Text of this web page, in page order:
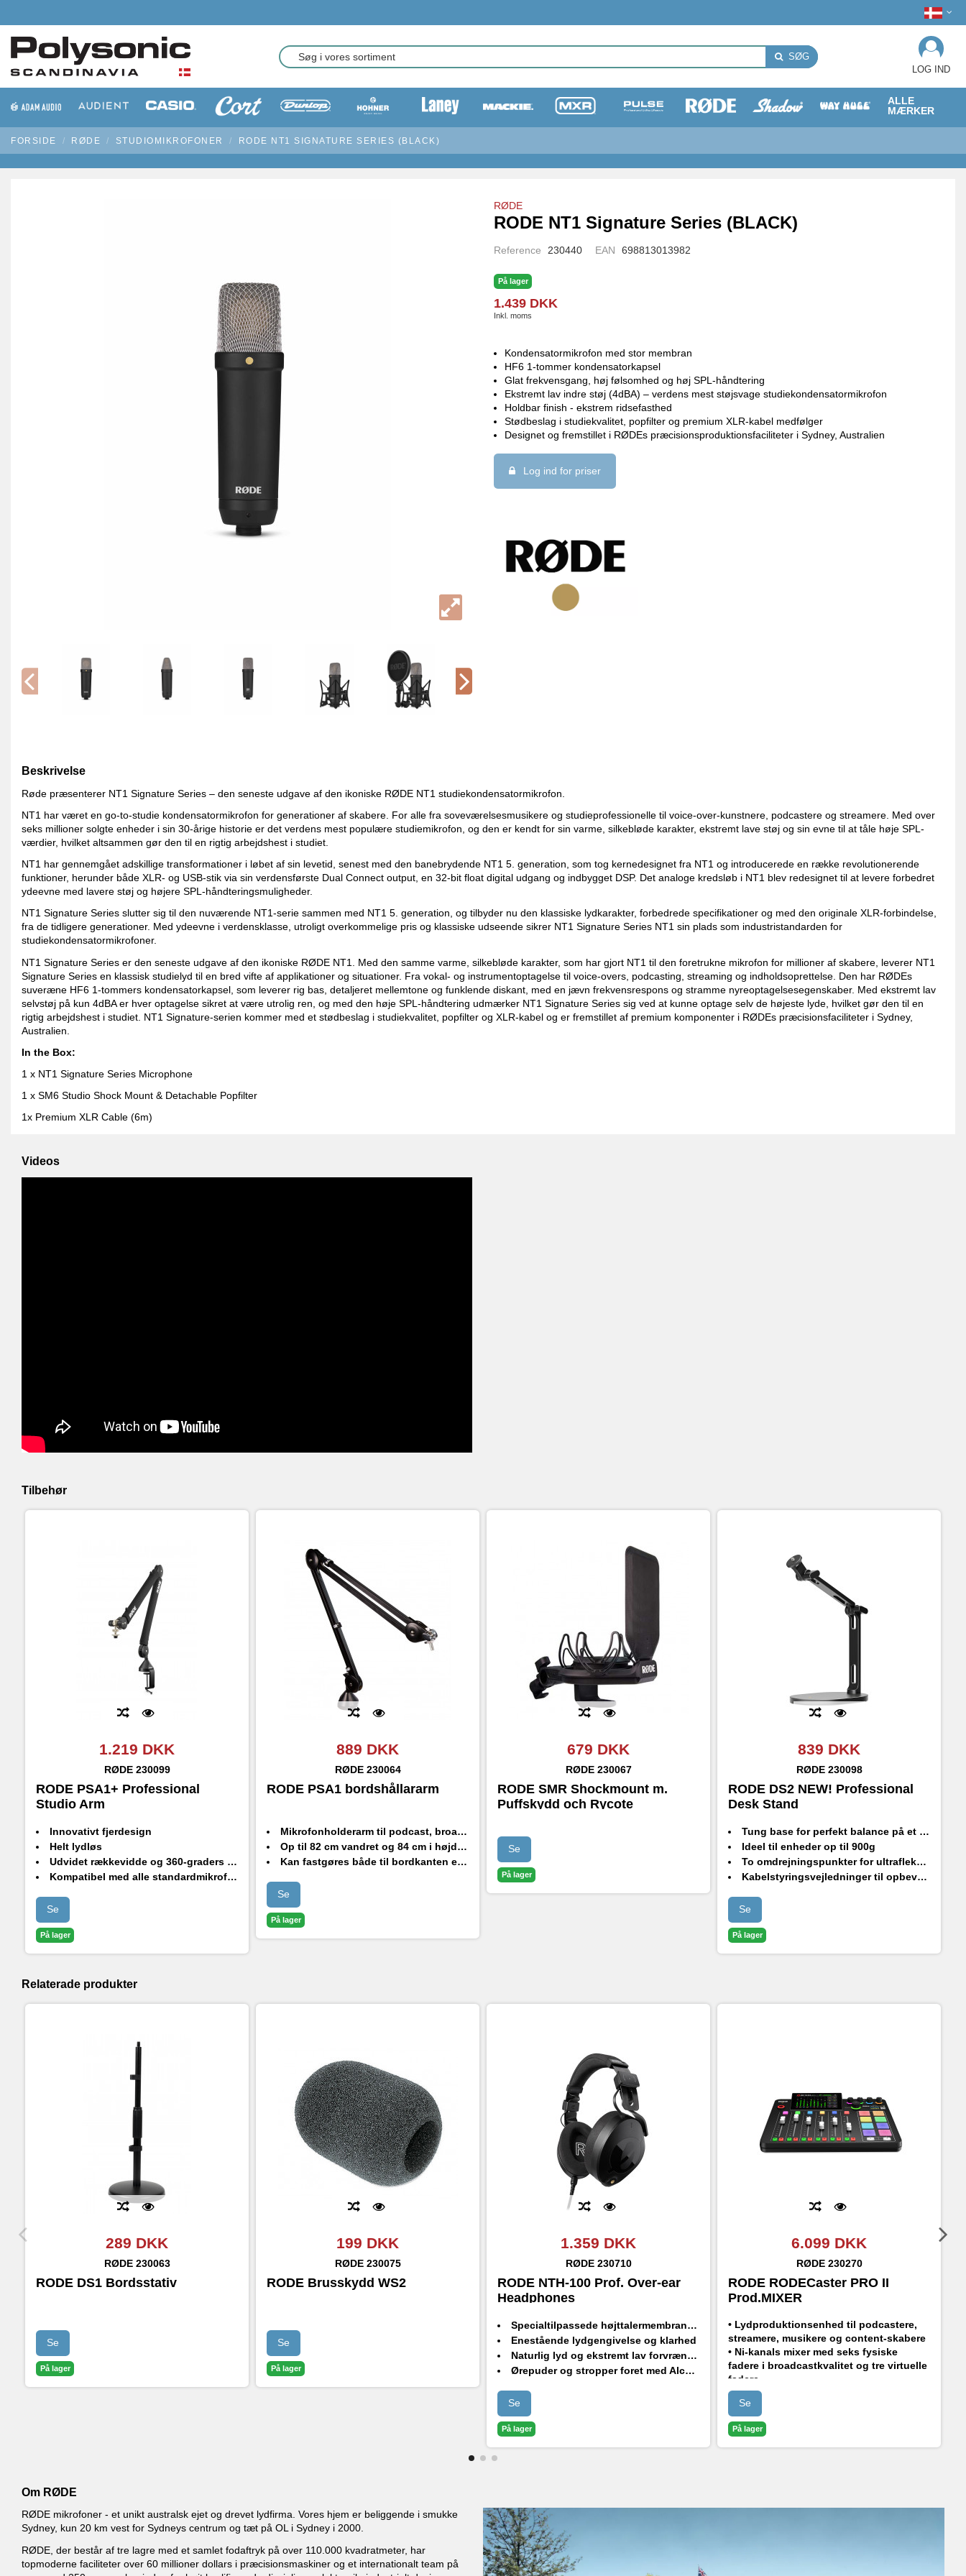
SØG
LOG IND
ALLE
MÆRKER
FORSIDE RØDE STUDIOMIKROFONER RODE NT1 SIGNATURE SERIES (BLACK)
RØDE
RODE NT1 Signature Series (BLACK)
Reference 230440 EAN 698813013982
På lager
1.439 DKK
Inkl. moms
Kondensatormikrofon med stor membran
HF6 1-tommer kondensatorkapsel
Glat frekvensgang, høj følsomhed og høj SPL-håndtering
Ekstremt lav indre støj (4dBA) – verdens mest støjsvage studiekondensatormikrofon
Holdbar finish - ekstrem ridsefasthed
Stødbeslag i studiekvalitet, popfilter og premium XLR-kabel medfølger
Designet og fremstillet i RØDEs præcisionsproduktionsfaciliteter i Sydney, Australien
Log ind for priser
Beskrivelse
Røde præsenterer NT1 Signature Series – den seneste udgave af den ikoniske RØDE NT1 studiekondensatormikrofon.
NT1 har været en go-to-studie kondensatormikrofon for generationer af skabere. For alle fra soveværelsesmusikere og studieprofessionelle til voice-over-kunstnere, podcastere og streamere. Med over
seks millioner solgte enheder i sin 30-årige historie er det verdens mest populære studiemikrofon, og den er kendt for sin varme, silkebløde karakter, ekstremt lave støj og sin evne til at tåle høje SPL-
værdier, hvilket altsammen gør den til en rigtig arbejdshest i studiet.
NT1 har gennemgået adskillige transformationer i løbet af sin levetid, senest med den banebrydende NT1 5. generation, som tog kernedesignet fra NT1 og introducerede en række revolutionerende
funktioner, herunder både XLR- og USB-stik via sin verdensførste Dual Connect output, en 32-bit float digital udgang og indbygget DSP. Det analoge kredsløb i NT1 blev redesignet til at levere forbedret
ydeevne med lavere støj og højere SPL-håndteringsmuligheder.
NT1 Signature Series slutter sig til den nuværende NT1-serie sammen med NT1 5. generation, og tilbyder nu den klassiske lydkarakter, forbedrede specifikationer og med den originale XLR-forbindelse,
fra de tidligere generationer. Med ydeevne i verdensklasse, utroligt overkommelige pris og klassiske udseende sikrer NT1 Signature Series NT1 sin plads som industristandarden for
studiekondensatormikrofoner.
NT1 Signature Series er den seneste udgave af den ikoniske RØDE NT1. Med den samme varme, silkebløde karakter, som har gjort NT1 til den foretrukne mikrofon for millioner af skabere, leverer NT1
Signature Series en klassisk studielyd til en bred vifte af applikationer og situationer. Fra vokal- og instrumentoptagelse til voice-overs, podcasting, streaming og indholdsoprettelse. Den har RØDEs
suveræne HF6 1-tommers kondensatorkapsel, som leverer rig bas, detaljeret mellemtone og funklende diskant, med en jævn frekvensrespons og stramme nyreoptagelsesegenskaber. Med ekstremt lav
selvstøj på kun 4dBA er hver optagelse sikret at være utrolig ren, og med den høje SPL-håndtering udmærker NT1 Signature Series sig ved at kunne optage selv de højeste lyde, hvilket gør den til en
rigtig arbejdshest i studiet. NT1 Signature-serien kommer med et stødbeslag i studiekvalitet, popfilter og XLR-kabel og er fremstillet af premium komponenter i RØDEs præcisionsfaciliteter i Sydney,
Australien.
In the Box:
1 x NT1 Signature Series Microphone
1 x SM6 Studio Shock Mount & Detachable Popfilter
1x Premium XLR Cable (6m)
Videos
Tilbehør
1.219 DKK
RØDE 230099
RODE PSA1+ Professional
Studio Arm
Innovativt fjerdesign
Helt lydløs
Udvidet rækkevidde og 360-graders rotation
Kompatibel med alle standardmikrofoner og shockmounts
Se
På lager
889 DKK
RØDE 230064
RODE PSA1 bordshållararm
Mikrofonholderarm til podcast, broadcast, studie og gaming
Op til 82 cm vandret og 84 cm i højden og har fuld 360° rotation
Kan fastgøres både til bordkanten eller monteres permanent
Se
På lager
679 DKK
RØDE 230067
RODE SMR Shockmount m.
Puffskydd och Rycote
Se
På lager
839 DKK
RØDE 230098
RODE DS2 NEW! Professional
Desk Stand
Tung base for perfekt balance på et skrivebord eller anden flad overflade
Ideel til enheder op til 900g
To omdrejningspunkter for ultrafleksibel positionering
Kabelstyringsvejledninger til opbevaring
Designet og fremstillet i RØDEs præcisionsproduktionsfaciliteter i Sydney, Australien
Se
På lager
Relaterade produkter
289 DKK
RØDE 230063
RODE DS1 Bordsstativ
Se
På lager
199 DKK
RØDE 230075
RODE Brusskydd WS2
Se
På lager
1.359 DKK
RØDE 230710
RODE NTH-100 Prof. Over-ear
Headphones
Specialtilpassede højttalermembraner med fremragende frekvensgengivelse
Enestående lydgengivelse og klarhed
Naturlig lyd og ekstremt lav forvrængning
Ørepuder og stropper foret med Alcantara® for maksimal komfort
Se
På lager
6.099 DKK
RØDE 230270
RODE RODECaster PRO II
Prod.MIXER
• Lydproduktionsenhed til podcastere,
streamere, musikere og content-skabere
• Ni-kanals mixer med seks fysiske
fadere i broadcastkvalitet og tre virtuelle
fadere
• APHEX®-lydprocessor og andre
kraftfulde indbyggede effekter
• Avanceret Bluetooth-forbindelse til
telefonopkald med god lydkvalitet
• Fuldt programmerbare SMART Pads til
Se
På lager
Om RØDE
RØDE mikrofoner - et unikt australsk ejet og drevet lydfirma. Vores hjem er beliggende i smukke
Sydney, kun 20 km vest for Sydneys centrum og tæt på OL i Sydney i 2000.
RØDE, der består af tre lagre med et samlet fodaftryk på over 110.000 kvadratmeter, har
topmoderne faciliteter over 60 millioner dollars i præcisionsmaskiner og et internationalt team på